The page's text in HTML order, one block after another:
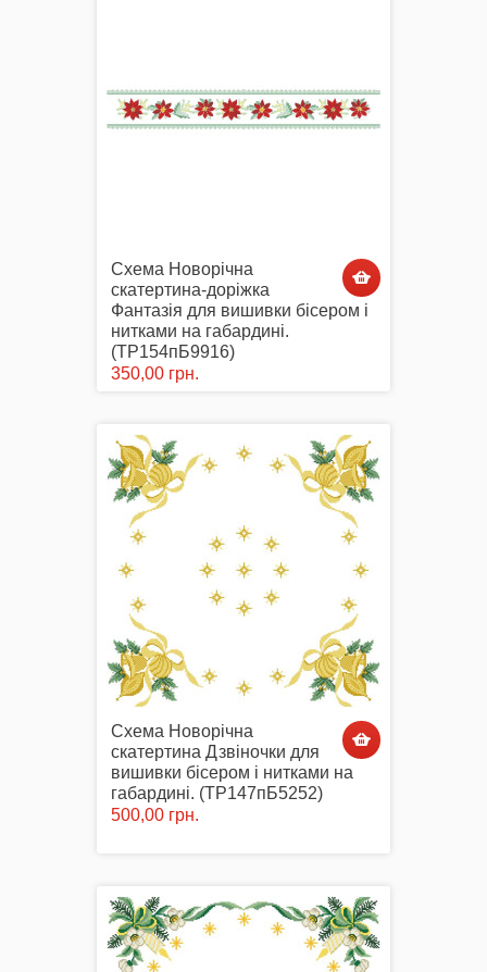
Схема Новорічна
скатертина-доріжка
Фантазія для вишивки бісером і
нитками на габардині.
(ТР154пБ9916)
350,00 грн.
Схема Новорічна
скатертина Дзвіночки для
вишивки бісером і нитками на
габардині. (ТР147пБ5252)
500,00 грн.